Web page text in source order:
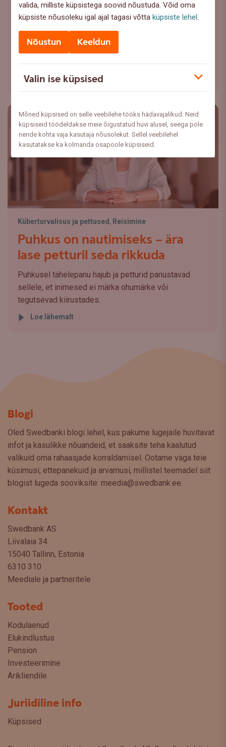
valida, milliste küpsistega soovid nõustuda. Võid oma
küpsiste nõusoleku igal ajal tagasi võttaküpsiste lehel.
Nõustun Keeldun
Valin ise küpsised
Mõned küpsised on selle veebilehe tööks hädavajalikud. Neid
küpsiseid töödeldakse meie õigustatud huvi alusel, seega pole
nende kohta vaja kasutaja nõusolekut. Sellel veebilehel
kasutatakse ka kolmanda osapoole küpsiseid.
Turism on hoo sisse saanud
Eesti turismisektor on pandeemiajärgsest
madalseisust taastunud, kuid sektori areng ei ole
olnud ühtlane.
Loe lähemalt
Küberturvalisus ja pettused , Reisimine
Puhkus on nautimiseks – ära
lase petturil seda rikkuda
Puhkusel tähelepanu hajub ja petturid panustavad
sellele, et inimesed ei märka ohumärke või
tegutsevad kiirustades.
Loe lähemalt
Blogi
Oled Swedbanki blogi lehel, kus pakume lugejaile huvitavat
infot ja kasulikke nõuandeid, et saaksite teha kaalutud
valikuid oma rahaasjade korraldamisel. Ootame väga teie
küsimusi, ettepanekuid ja arvamusi, millistel teemadel siit
blogist lugeda sooviksite: meedia@swedbank.ee.
Kontakt
Swedbank AS
Liivalaia 34
15040 Tallinn, Estonia
6310 310
Meediale ja partneritele
Tooted
Kodulaenud
Elukindlustus
Pension
Investeerimine
Ärikliendile
Juriidiline info
Küpsised